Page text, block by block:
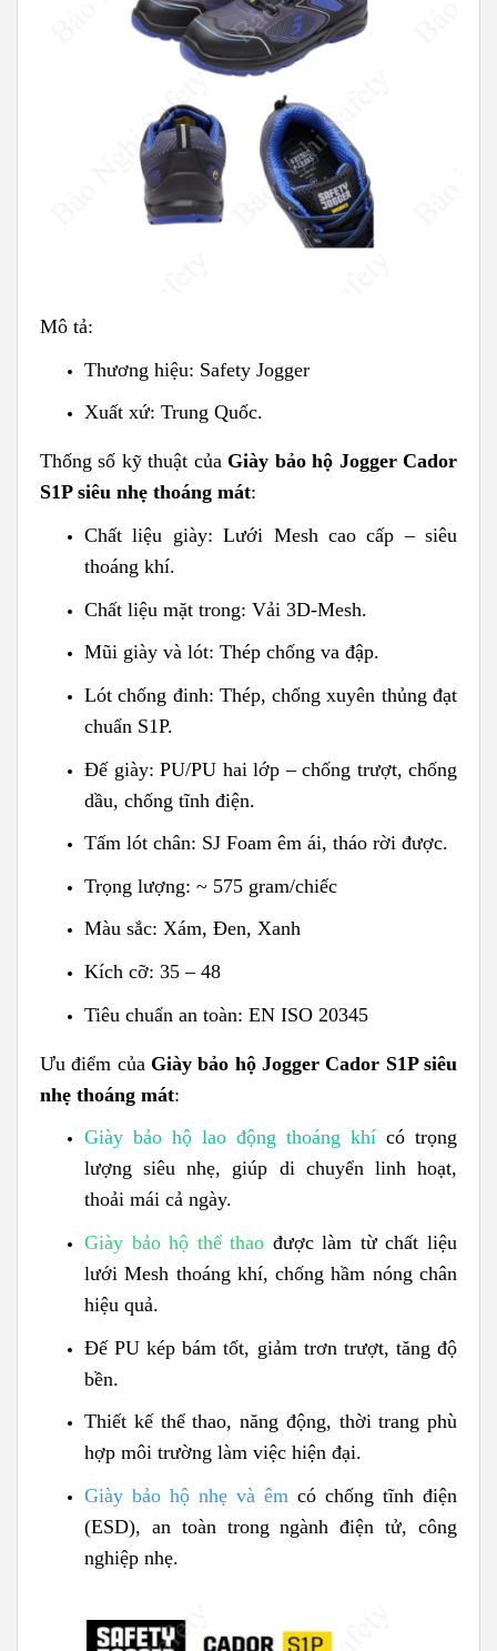
Mô tả:
Thương hiệu: Safety Jogger
Xuất xứ: Trung Quốc.
Thống số kỹ thuật của Giày bảo hộ Jogger Cador
S1P siêu nhẹ thoáng mát:
Chất liệu giày: Lưới Mesh cao cấp – siêu
thoáng khí.
Chất liệu mặt trong: Vải 3D-Mesh.
Mũi giày và lót: Thép chống va đập.
Lót chống đinh: Thép, chống xuyên thủng đạt
chuẩn S1P.
Đế giày: PU/PU hai lớp – chống trượt, chống
dầu, chống tĩnh điện.
Tấm lót chân: SJ Foam êm ái, tháo rời được.
Trọng lượng: ~ 575 gram/chiếc
Màu sắc: Xám, Đen, Xanh
Kích cỡ: 35 – 48
Tiêu chuẩn an toàn: EN ISO 20345
Ưu điểm của Giày bảo hộ Jogger Cador S1P siêu
nhẹ thoáng mát:
Giày bảo hộ lao động thoáng khí có trọng
lượng siêu nhẹ, giúp di chuyển linh hoạt,
thoải mái cả ngày.
Giày bảo hộ thể thao được làm từ chất liệu
lưới Mesh thoáng khí, chống hầm nóng chân
hiệu quả.
Đế PU kép bám tốt, giảm trơn trượt, tăng độ
bền.
Thiết kế thể thao, năng động, thời trang phù
hợp môi trường làm việc hiện đại.
Giày bảo hộ nhẹ và êm có chống tĩnh điện
(ESD), an toàn trong ngành điện tử, công
nghiệp nhẹ.